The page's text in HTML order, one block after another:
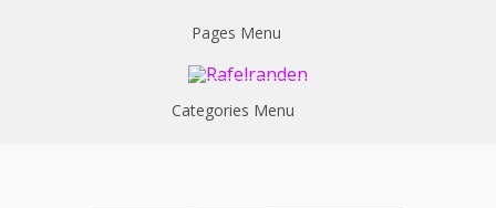
Pages Menu
Categories Menu